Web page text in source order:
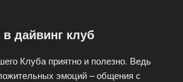
дайвинг клуб
Клуба приятно и полезно. Ведь
эмоций – общения с